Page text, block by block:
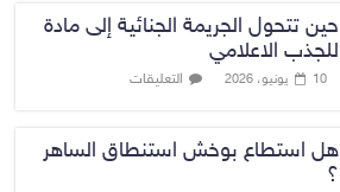
حين تتحول الجريمة الجنائية إلى مادة
للجذب الاعلامي
10 يونيو، 2026 التعليقات
هل استطاع بوخش استنطاق الساهر
؟